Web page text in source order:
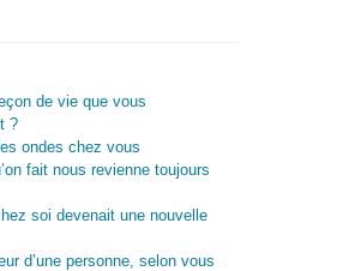
de vie que vous
?
ondes chez vous
fait nous revienne toujours
soi devenait une nouvelle
d’une personne, selon vous